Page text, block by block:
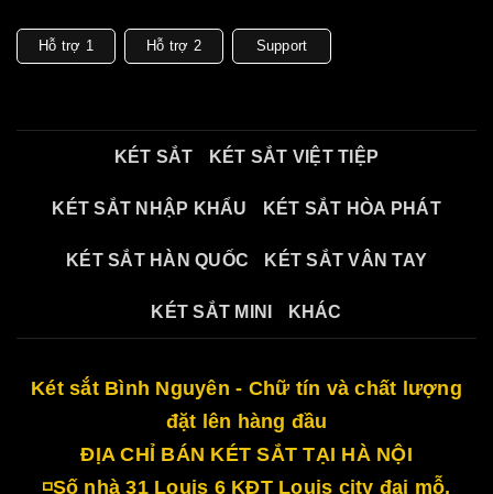
Hỗ trợ 1 Hỗ trợ 2 Support
KÉT SẮT KÉT SẮT VIỆT TIỆP
KÉT SẮT NHẬP KHẨU KÉT SẮT HÒA PHÁT
KÉT SẮT HÀN QUỐC KÉT SẮT VÂN TAY
KÉT SẮT MINI KHÁC
Két sắt Bình Nguyên - Chữ tín và chất lượng
đặt lên hàng đầu
ĐỊA CHỈ BÁN KÉT SẮT TẠI HÀ NỘI
◽Số nhà 31 Louis 6 KĐT Louis city đại mỗ,